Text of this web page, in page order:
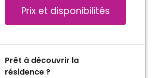
Prix et disponibilités
Prêt à découvrir la
résidence ?